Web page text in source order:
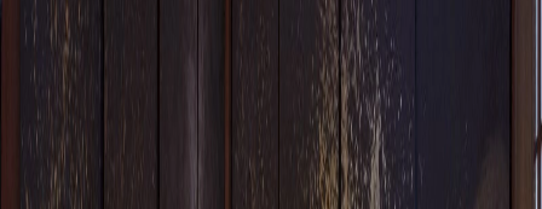
安全性能
ホルムアルデヒド等級
:
備考
横井鳳石 画 直射日光が長時間あたる場所では、変色、